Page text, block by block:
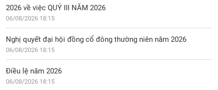
2026 về việc QUÝ III NĂM 2026
06/08/2026 18:15
Nghị quyết đại hội đồng cổ đông thường niên năm 2026
06/08/2026 18:15
Điều lệ năm 2026
06/08/2026 18:15